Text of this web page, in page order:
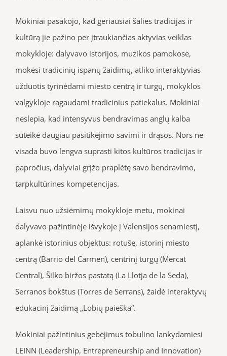
Mokiniai pasakojo, kad geriausiai šalies tradicijas ir
kultūrą jie pažino per įtraukiančias aktyvias veiklas
mokykloje: dalyvavo istorijos, muzikos pamokose,
mokėsi tradicinių ispanų žaidimų, atliko interaktyvias
užduotis tyrinėdami miesto centrą ir turgų, mokyklos
valgykloje ragaudami tradicinius patiekalus. Mokiniai
neslepia, kad intensyvus bendravimas anglų kalba
suteikė daugiau pasitikėjimo savimi ir drąsos. Nors ne
visada buvo lengva suprasti kitos kultūros tradicijas ir
papročius, dalyviai grįžo praplėtę savo bendravimo,
tarpkultūrines kompetencijas.
Laisvu nuo užsiėmimų mokykloje metu, mokinai
dalyvavo pažintinėje išvykoje į Valensijos senamiestį,
aplankė istorinius objektus: rotušę, istorinį miesto
centrą (Barrio del Carmen), centrinį turgų (Mercat
Central), Šilko biržos pastatą (La Llotja de la Seda),
Serranos bokštus (Torres de Serrans), žaidė interaktyvų
edukacinį žaidimą „Lobių paieška“.
Mokiniai pažintinius gebėjimus tobulino lankydamiesi
LEINN (Leadership, Entrepreneurship and Innovation)